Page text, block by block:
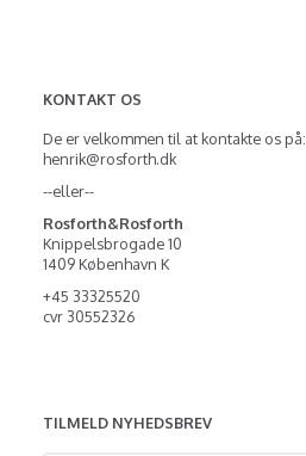
KONTAKT OS
De er velkommen til at kontakte os på:
henrik@rosforth.dk
--eller--
Rosforth&Rosforth
Knippelsbrogade 10
1409 København K
+45 33325520
cvr 30552326
TILMELD NYHEDSBREV